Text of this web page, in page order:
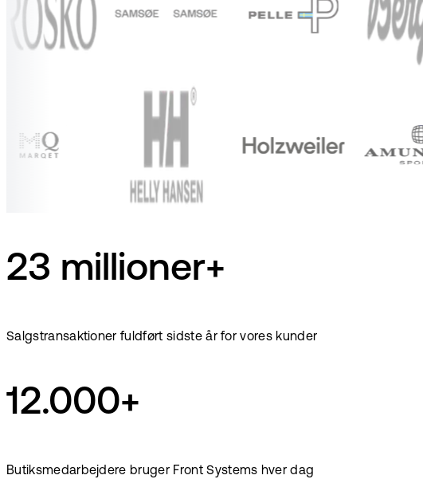
23 millioner+
Salgstransaktioner fuldført sidste år for vores kunder
12.000+
Butiksmedarbejdere bruger Front Systems hver dag